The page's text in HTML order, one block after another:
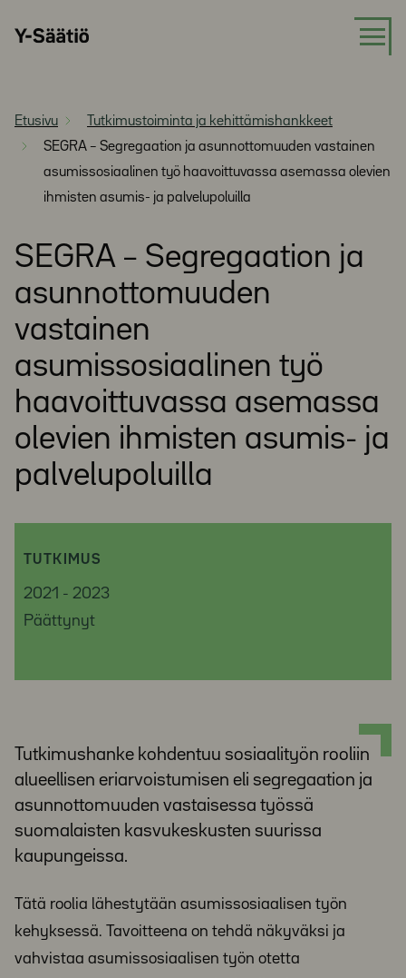
suoraan
Y-
Etusivu
Tutkimustoiminta ja kehittämishankkeet
SEGRA – Segregaation ja asunnottomuuden vastainen
asumissosiaalinen työ haavoittuvassa asemassa olevien
ihmisten asumis- ja palvelupoluilla
SEGRA – Segregaation ja
asunnottomuuden
vastainen
asumissosiaalinen työ
haavoittuvassa asemassa
olevien ihmisten asumis- ja
palvelupoluilla
TUTKIMUS
2021 - 2023
Päättynyt
Tutkimushanke kohdentuu sosiaalityön rooliin
alueellisen eriarvoistumisen eli segregaation ja
asunnottomuuden vastaisessa työssä
suomalaisten kasvukeskusten suurissa
kaupungeissa.
Tätä roolia lähestytään asumissosiaalisen työn
kehyksessä. Tavoitteena on tehdä näkyväksi ja
vahvistaa asumissosiaalisen työn otetta